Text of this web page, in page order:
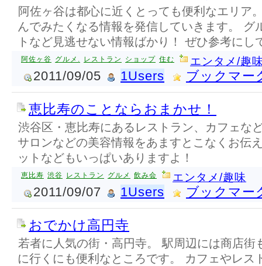
阿佐ヶ谷は都心に近くとっても便利なエリア
んでみたくなる情報を発信していきます。 グ
トなど見逃せない情報ばかり！ ぜひ参考にし
阿佐ヶ谷 グルメ. レストラン ショップ 住む エンタメ/趣
2011/09/05 1Users ブックマー
恵比寿のことならおまかせ！
渋谷区・恵比寿にあるレストラン、カフェな
サロンなどの美容情報をあますとこなくお伝
ットなどもいっぱいありますよ！
恵比寿 渋谷 レストラン グルメ 飲み会 エンタメ/趣味
2011/09/07 1Users ブックマー
おでかけ高円寺
若者に人気の街・高円寺。 駅周辺には商店街
に行くにも便利なところです。 カフェやレス